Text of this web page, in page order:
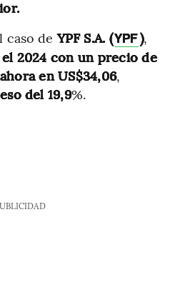
caso deYPF S.A. (YPF),
2024 con un precio de
en US$34,06,
del 19,9%.